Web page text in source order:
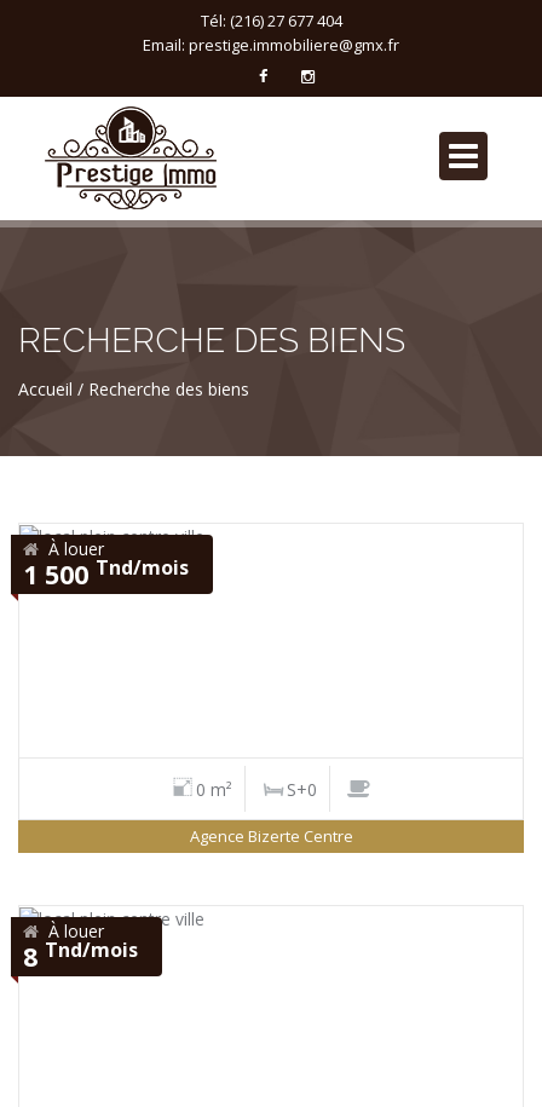
Tél: (216) 27 677 404
Email: prestige.immobiliere@gmx.fr
RECHERCHE DES BIENS
Accueil Recherche des biens
À louer
1 500 Tnd/mois
0 m² S+0
Agence Bizerte Centre
À louer
8 Tnd/mois